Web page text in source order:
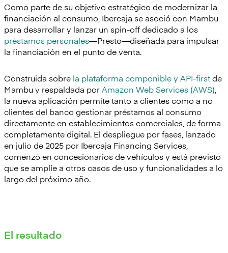
Como parte de su objetivo estratégico de modernizar la
financiación al consumo, Ibercaja se asoció con Mambu
para desarrollar y lanzar un spin-off dedicado a los
préstamos personales—Presto—diseñada para impulsar
la financiación en el punto de venta.
Construida sobre la plataforma componible y API-firstde
Mambu y respaldada porAmazon Web Services (AWS)
la nueva aplicación permite tanto a clientes como a no
clientes del banco gestionar préstamos al consumo
directamente en establecimientos comerciales, de forma
completamente digital. El despliegue por fases, lanzado
en julio de 2025 por Ibercaja Financing Services,
comenzó en concesionarios de vehículos y está previsto
que se amplíe a otros casos de uso y funcionalidades a lo
largo del próximo año.
El resultado